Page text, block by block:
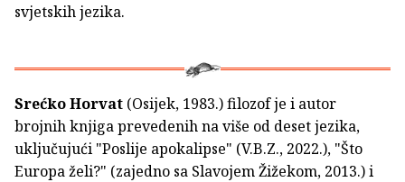
svjetskih jezika.
Srećko Horvat (Osijek, 1983.) filozof je i autor
brojnih knjiga prevedenih na više od deset jezika,
uključujući "Poslije apokalipse" (V.B.Z., 2022.), "Što
Europa želi?" (zajedno sa Slavojem Žižekom, 2013.) i